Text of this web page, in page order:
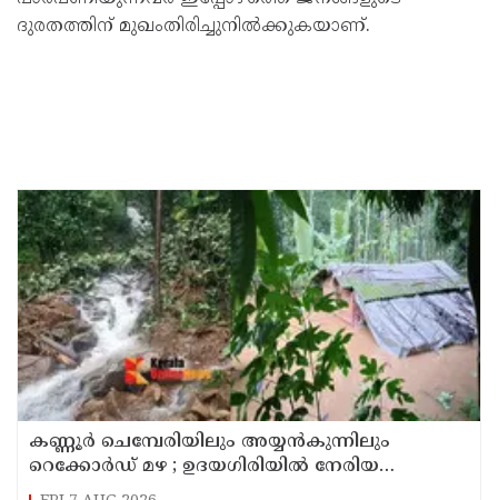
ദുരതത്തിന് മുഖംതിരിച്ചുനില്‍ക്കുകയാണ്.
കണ്ണൂർ ചെമ്പേരിയിലും അയ്യൻകുന്നിലും
റെക്കോർഡ് മഴ ; ഉദയഗിരിയിൽ നേരിയ
ഉരുൾപൊട്ടൽ; 13 പേരെ ക്യാമ്പിലേക്ക് മാറ്റി